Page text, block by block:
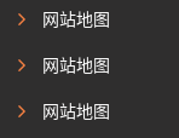
网站地图
网站地图
网站地图